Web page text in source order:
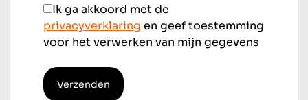
Ik ga akkoord met de
privacyverklaring en geef toestemming
voor het verwerken van mijn gegevens
Verzenden